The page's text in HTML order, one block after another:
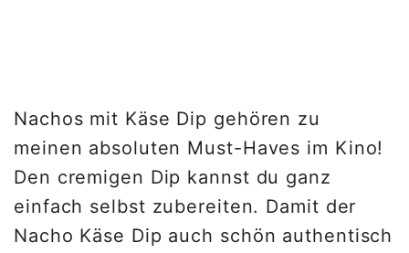
Nachos mit Käse Dip gehören zu
meinen absoluten Must-Haves im Kino!
Den cremigen Dip kannst du ganz
einfach selbst zubereiten. Damit der
Nacho Käse Dip auch schön authentisch